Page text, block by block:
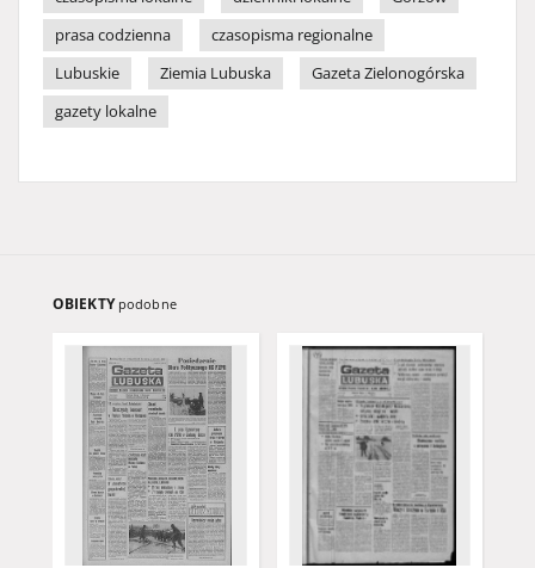
prasa codzienna
czasopisma regionalne
Lubuskie
Ziemia Lubuska
Gazeta Zielonogórska
gazety lokalne
OBIEKTY podobne